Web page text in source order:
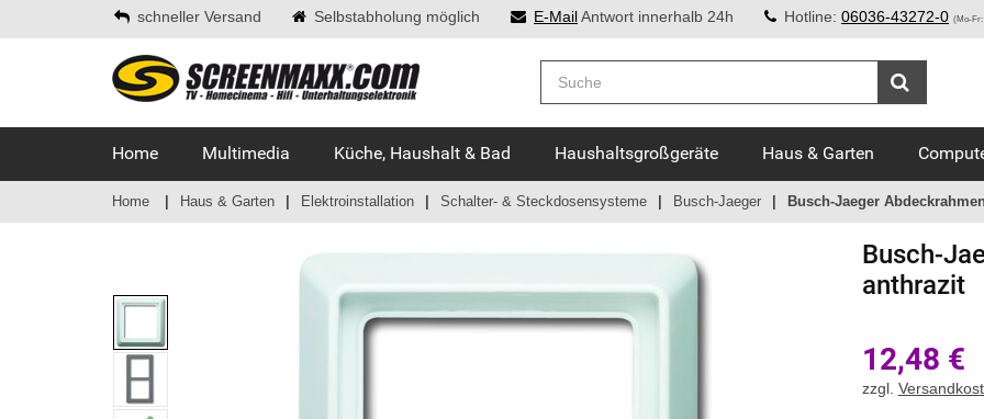
schneller Versand Selbstabholung möglich E-MailAntwort innerhalb 24h Hotline: 06036-43272-0 (Mo-Fr:
Home Multimedia Küche, Haushalt & Bad Haushaltsgroßgeräte Haus & Garten
Home Haus & Garten Elektroinstallation Schalter- & Steckdosensysteme Busch-Jaeger Busch-Jaeger
Busch-
anthrazit
12,48 €
zzgl.